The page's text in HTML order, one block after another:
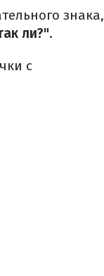
знака,
ли?".
с